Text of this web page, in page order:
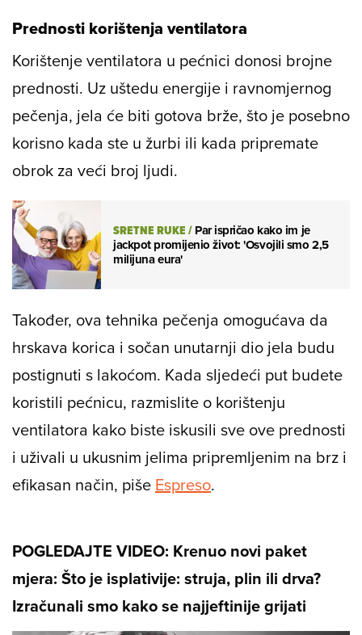
Prednosti korištenja ventilatora
Korištenje ventilatora u pećnici donosi brojne
prednosti. Uz uštedu energije i ravnomjernog
pečenja, jela će biti gotova brže, što je posebno
korisno kada ste u žurbi ili kada pripremate
obrok za veći broj ljudi.
SRETNE RUKE/Par ispričao kako im je
jackpot promijenio život: 'Osvojili smo 2,5
milijuna eura'
Također, ova tehnika pečenja omogućava da
hrskava korica i sočan unutarnji dio jela budu
postignuti s lakoćom. Kada sljedeći put budete
koristili pećnicu, razmislite o korištenju
ventilatora kako biste iskusili sve ove prednosti
i uživali u ukusnim jelima pripremljenim na brz i
efikasan način, piše Espreso.
POGLEDAJTE VIDEO: Krenuo novi paket
mjera: Što je isplativije: struja, plin ili drva?
Izračunali smo kako se najjeftinije grijati